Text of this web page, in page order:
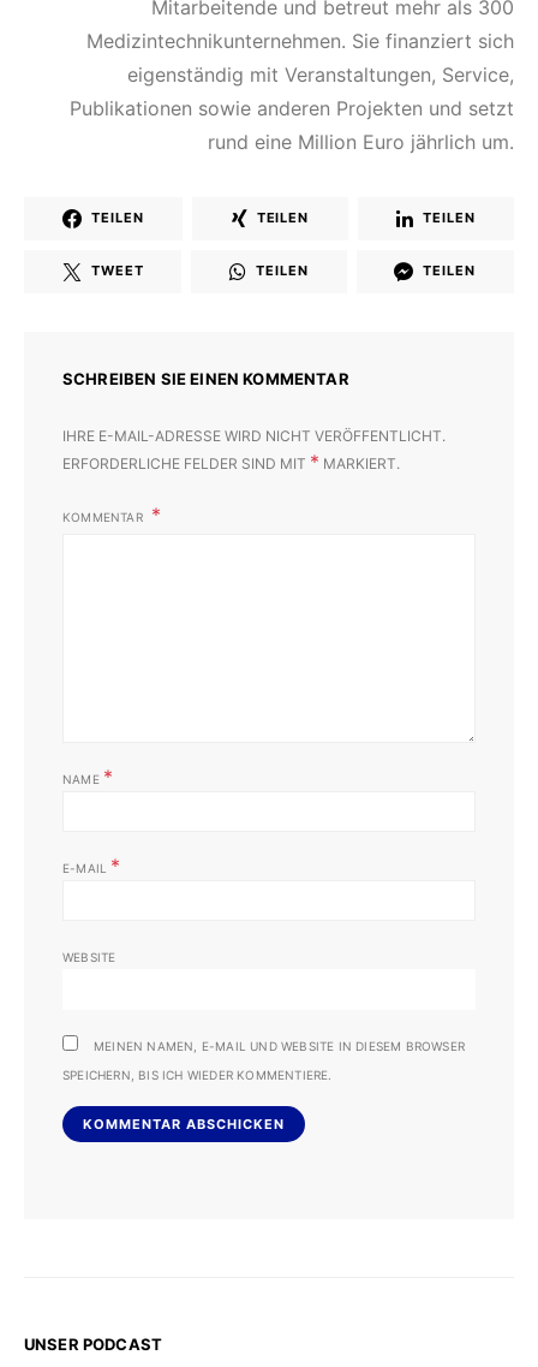
Mitarbeitende und betreut mehr als 300
Medizintechnikunternehmen. Sie finanziert sich
eigenständig mit Veranstaltungen, Service,
Publikationen sowie anderen Projekten und setzt
rund eine Million Euro jährlich um.
TEILEN TEILEN TEILEN
TWEET TEILEN TEILEN
SCHREIBEN SIE EINEN KOMMENTAR
IHRE E-MAIL-ADRESSE WIRD NICHT VERÖFFENTLICHT.
ERFORDERLICHE FELDER SIND MIT * MARKIERT.
KOMMENTAR
NAME *
E-MAIL *
WEBSITE
MEINEN NAMEN, E-MAIL UND WEBSITE IN DIESEM BROWSER
SPEICHERN, BIS ICH WIEDER KOMMENTIERE.
UNSER PODCAST